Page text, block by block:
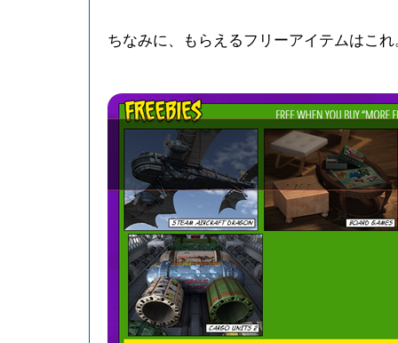
ちなみに、もらえるフリーアイテムはこれ